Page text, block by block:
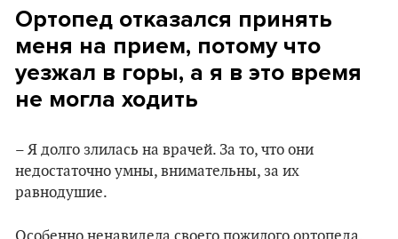
Ортопед отказался принять
меня на прием, потому что
уезжал в горы, а я в это время
не могла ходить
– Я долго злилась на врачей. За то, что они
недостаточно умны, внимательны, за их
равнодушие.